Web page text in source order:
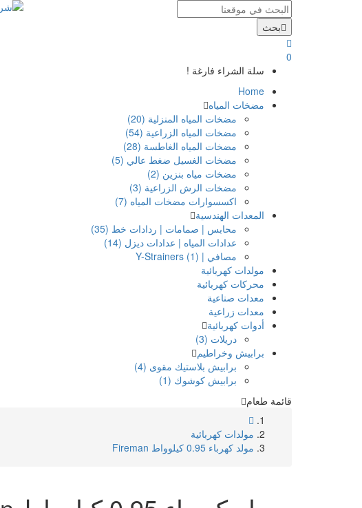
بحث
0
سلة الشراء فارغة !
Home
مضخات المياه
مضخات المياه المنزلية (20)
مضخات المياه الزراعية (54)
مضخات المياه الغاطسة (28)
مضخات الغسيل ضغط عالي (5)
مضخات مياه بنزين (2)
مضخات الرش الزراعية (3)
اكسسوارات مضخات المياه (7)
المعدات الهندسية
محابس | صمامات | ردادات خط (35)
عدادات المياه | عدادات ديزل (14)
مصافي | Y-Strainers (1)
مولدات كهربائية
محركات كهربائية
معدات صناعية
معدات زراعية
أدوات كهربائية
دريلات (3)
برابيش وخراطيم
برابيش بلاستيك مقوى (4)
برابيش كوشوك (1)
قائمة طعام
مولدات كهربائية
مولد كهرباء 0.95 كيلوواط Fireman